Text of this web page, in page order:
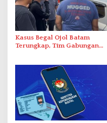
Kasus Begal Ojol Batam
Terungkap, Tim Gabungan